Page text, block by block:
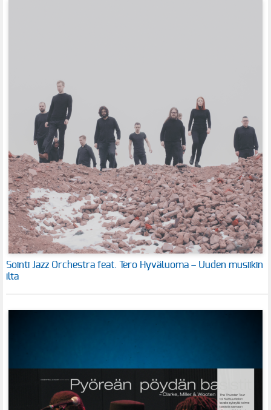
Sointi Jazz Orchestra feat. Tero Hyväluoma – Uuden musiikin
ilta